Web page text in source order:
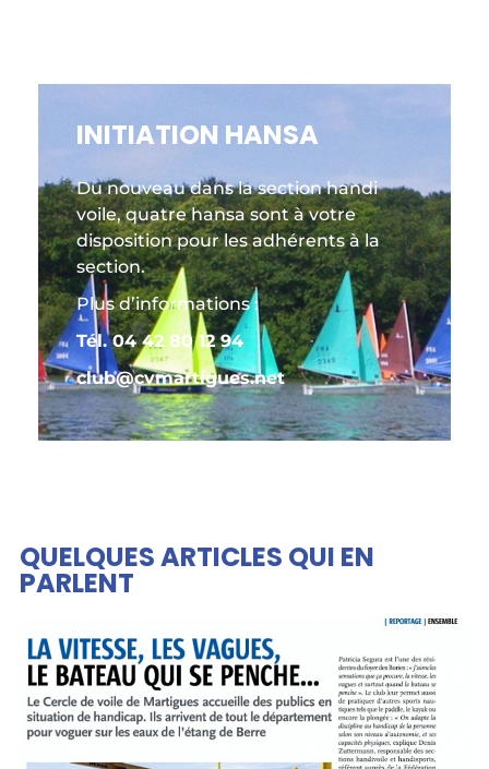
INITIATION HANSA
Du nouveau dans la section handi
voile, quatre hansa sont à votre
disposition pour les adhérents à la
section.
Plus d’informations :
Tél. 04 42 80 12 94
club@cvmartigues.net
QUELQUES ARTICLES QUI EN
PARLENT